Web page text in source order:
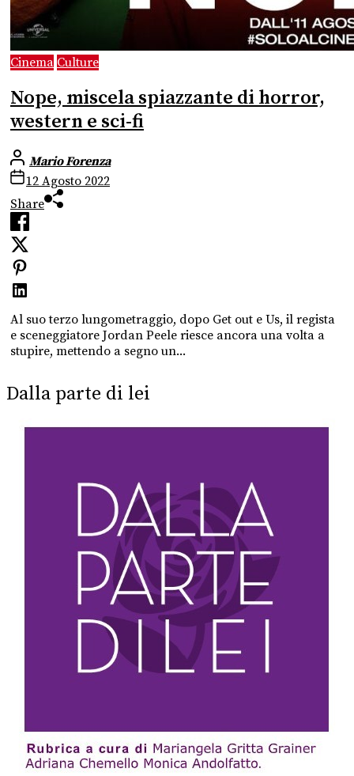
Cinema Culture
Nope, miscela spiazzante di horror,
western e sci-fi
Mario Forenza
12 Agosto 2022
Share
Al suo terzo lungometraggio, dopo Get out e Us, il regista
e sceneggiatore Jordan Peele riesce ancora una volta a
stupire, mettendo a segno un...
Dalla parte di lei